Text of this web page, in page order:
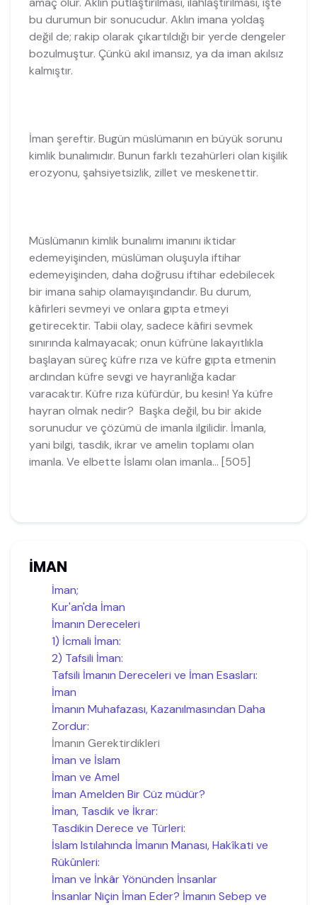
bu durumun bir sonucudur. Aklın imana yoldaş
değil de; rakip olarak çıkartıldığı bir yerde dengeler
bozulmuştur. Çünkü akıl imansız, ya da iman akılsız
kalmıştır.
İman şereftir. Bugün müslümanın en büyük sorunu
kimlik bunalımıdır. Bunun farklı tezahürleri olan kişilik
erozyonu, şahsiyetsizlik, zillet ve meskenettir.
Müslümanın kimlik bunalımı imanını iktidar
edemeyişinden, müslüman oluşuyla iftihar
edemeyişinden, daha doğrusu iftihar edebilecek
bir imana sahip olamayışındandır. Bu durum,
kâfirleri sevmeyi ve onlara gıpta etmeyi
getirecektir. Tabii olay, sadece kâfiri sevmek
sınırında kalmayacak; onun küfrüne lakayıtlıkla
başlayan süreç küfre rıza ve küfre gıpta etmenin
ardından küfre sevgi ve hayranlığa kadar
varacaktır. Küfre rıza küfürdür, bu kesin! Ya küfre
hayran olmak nedir? Başka değil, bu bir akide
sorunudur ve çözümü de imanla ilgilidir. İmanla,
yani bilgi, tasdik, ikrar ve amelin toplamı olan
imanla. Ve elbette İslamı olan imanla... [505]
İMAN
İman;
Kur'an'da İman
İmanın Dereceleri
1) İcmali İman:
2) Tafsili İman:
Tafsili İmanın Dereceleri ve İman Esasları:
İman
İmanın Muhafazası, Kazanılmasından Daha
Zordur:
İmanın Gerektirdikleri
İman ve İslam
İman ve Amel
İman Amelden Bir Cüz müdür?
İman, Tasdik ve İkrar:
Tasdikin Derece ve Türleri:
İslam Istılahında İmanın Manası, Hakîkati ve
Rükûnleri:
İman ve İnkâr Yönünden İnsanlar
İnsanlar Niçin İman Eder? İmanın Sebep ve